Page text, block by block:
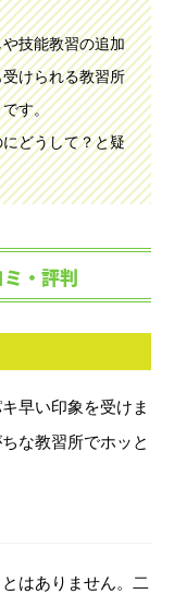
技能教習の追加
けられる教習所
す。
どうして？と疑
・評判
早い印象を受けま
な教習所でホッと
はありません。二